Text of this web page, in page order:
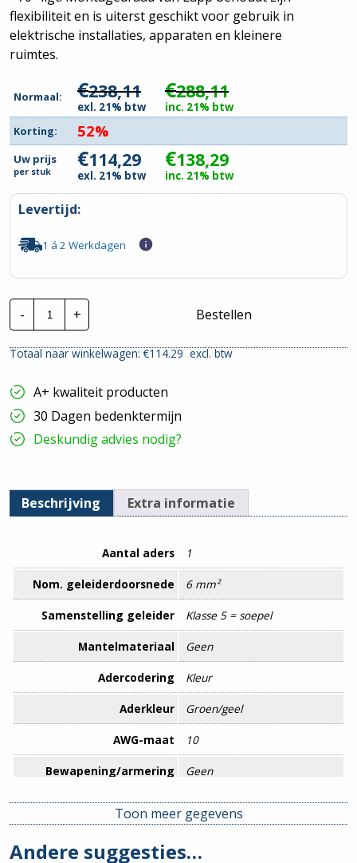
flexibiliteit en is uiterst geschikt voor gebruik in
elektrische installaties, apparaten en kleinere
ruimtes.
Normaal: €238,11
exl. 21% btw
€288,11
inc. 21% btw
Korting:
52%
Uw prijs
per stuk €114,29
exl. 21% btw
€138,29
inc. 21% btw
Levertijd:
1 á 2 Werkdagen
-
Lapp
Montagedraad
|
K
70°
6mm²
|
Groen/Geel
|
100
+ Bestellen
Totaal naar winkelwagen: €114.29excl. btw
A+ kwaliteit producten
30 Dagen bedenktermijn
Deskundig advies nodig?
Beschrijving Extra informatie
Aantal aders 1
Nom. geleiderdoorsnede 6 mm²
Samenstelling geleider Klasse 5 = soepel
Mantelmateriaal Geen
Adercodering Kleur
Aderkleur Groen/geel
AWG-maat 10
Bewapening/armering Geen
Brandvertraging Volgens IEC/EN 60332-1-2
IEC 60332-1-2
Toon meer gegevens
Andere suggesties…